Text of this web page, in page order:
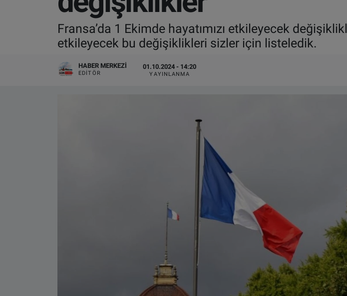
Fransa’da 1 Ekimde hayatımızı etkileyecek
etkileyecek bu değişiklikleri sizler için listeledik.
HABER MERKEZI
EDITÖR
01.10.2024 - 14:20
YAYINLANMA
ALGEMENE VOORWAARDEN
CONTACT